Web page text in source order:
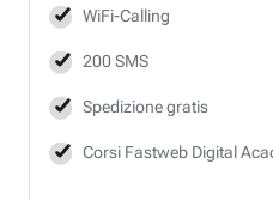
WiFi-Calling
200 SMS
Spedizione gratis
Corsi Fastweb Digital